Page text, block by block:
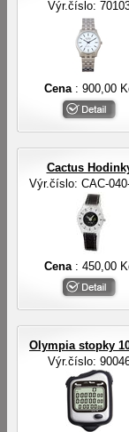
Výr.číslo:
Cena : 900,00
Cactus
Výr.číslo: CAC-
Cena : 450,00
Olympia stopky
Výr.číslo: